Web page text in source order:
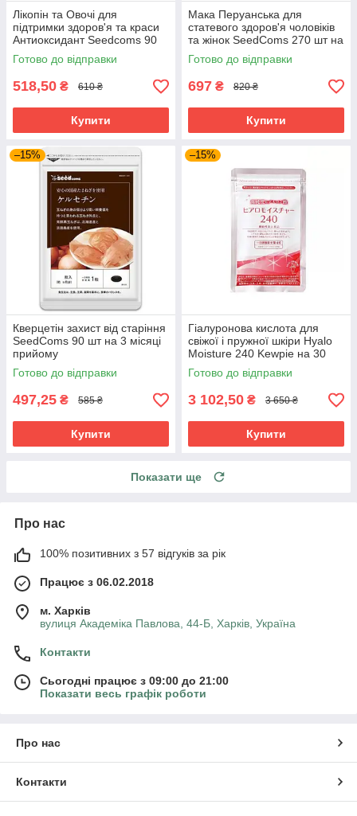
Лікопін та Овочі для
підтримки здоров'я та краси
Антиоксидант Seedcoms 90
капсул на 3 місяці прийому
Готово до відправки
518,50 ₴ 610 ₴
Купити
Мака Перуанська для
статевого здоров'я чоловіків
та жінок SeedComs 270 шт на
3 місяці прийому
Готово до відправки
697 ₴ 820 ₴
Купити
–15%
Кверцетін захист від старіння
SeedComs 90 шт на 3 місяці
прийому
Готово до відправки
497,25 ₴ 585 ₴
Купити
–15%
Гіалуронова кислота для
свіжої і пружної шкіри Hyalo
Moisture 240 Kewpie на 30
днів прийому
Готово до відправки
3 102,50 ₴ 3 650 ₴
Купити
Показати ще
Про нас
100% позитивних з 57 відгуків за рік
Працює з 06.02.2018
м. Харків
вулиця Академіка Павлова, 44-Б, Харків, Україна
Контакти
Сьогодні працює з 09:00 до 21:00
Показати весь графік роботи
Про нас
Контакти